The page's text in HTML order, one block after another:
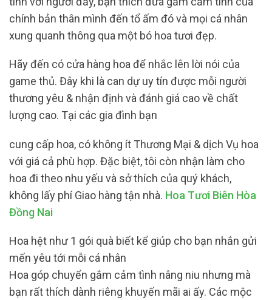
chính bản thân mình đến tổ ấm đó và mọi cá nhân
xung quanh thông qua một bó hoa tươi đẹp.
Hãy đến có cửa hàng hoa để nhắc lên lời nói của
game thủ. Đây khi là can dự uy tín được mỗi người
thương yêu & nhận định và đánh giá cao về chất
lượng cao. Tại các gia đình bạn
cung cấp hoa, có không ít Thương Mại & dịch Vụ hoa
với giá cả phù hợp. Đặc biệt, tôi còn nhận làm cho
hoa đi theo nhu yếu và sở thích của quý khách,
không lấy phí Giao hàng tận nhà. Hoa Tươi Biên Hòa
Đồng Nai
Hoa hệt như 1 gói quà biết kể giúp cho bạn nhắn gửi
mến yêu tới mỗi cá nhân
Hoa góp chuyển gắm cảm tình nâng niu nhưng mà
bạn rất thích dành riêng khuyến mãi ai ấy. Các mộc